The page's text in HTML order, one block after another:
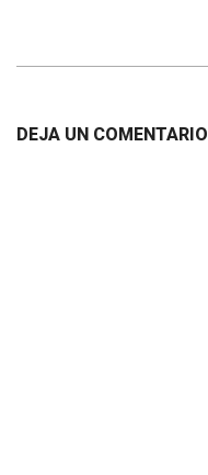
14
DEJA UN COMENTARIO